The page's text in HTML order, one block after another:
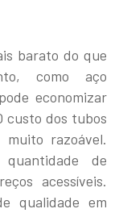
barato do que
como aço
economizar
custo dos tubos
razoável.
de
acessíveis.
qualidade em